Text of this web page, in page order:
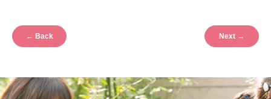
← Back Next →